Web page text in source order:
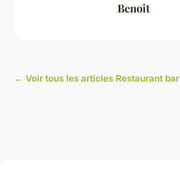
Benoît
← Voir tous les articles Restaurant bar